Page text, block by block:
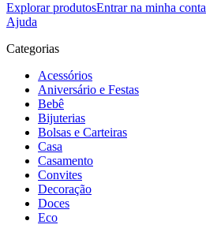
Explorar produtosEntrar na minha conta
Ajuda
Categorias
Acessórios
Aniversário e Festas
Bebê
Bijuterias
Bolsas e Carteiras
Casa
Casamento
Convites
Decoração
Doces
Eco